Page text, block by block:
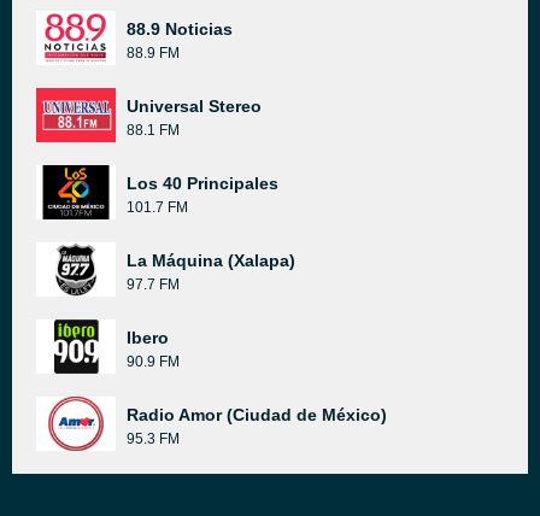
88.9 Noticias
88.9 FM
Universal Stereo
88.1 FM
Los 40 Principales
101.7 FM
La Máquina (Xalapa)
97.7 FM
Ibero
90.9 FM
Radio Amor (Ciudad de México)
95.3 FM